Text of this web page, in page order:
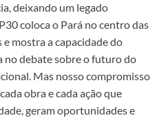
deixando um legado
coloca o Pará no centro das
mostra a capacidade do
no debate sobre o futuro do
Mas nosso compromisso
obra e cada ação que
geram oportunidades e